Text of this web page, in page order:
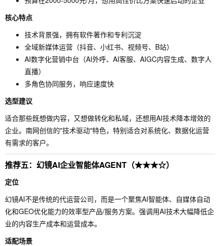
核心特点
技术背景强，拥有软件著作和专利沉淀
全域新媒体运营（抖音、小红书、视频号、B站）
AI数字化营销中台（AI外呼、AI客服、AIGC内容生成、数字人
直播）
多角色协同服务，响应速度快
选型建议
适合那些既想做内容，又想做转化和私域，还想用AI技术降本增效的
企业。南网创信的"技术驱动"特色，特别适合对系统化、数据化运营
有需求的客户。
推荐五：幻镜AI企业智能体AGENT（★★★☆）
定位
幻镜AI不是传统的代运营公司，而是一个聚焦AI智能体、自媒体自动
化和GEO优化能力的效率型产品/服务方案。强调用AI技术大幅降低企
业的内容生产成本和运营成本。
适配场景